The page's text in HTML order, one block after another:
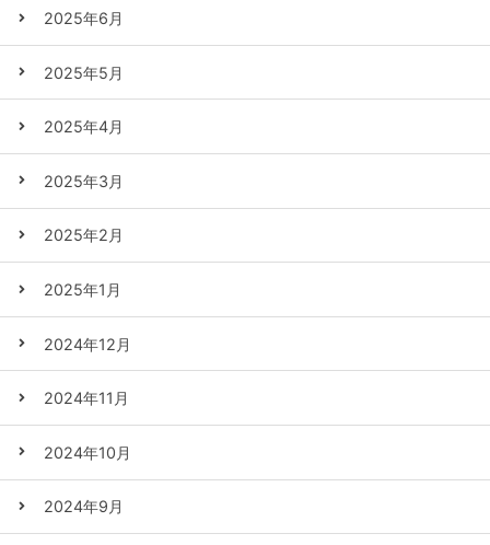
2025年6月
2025年5月
2025年4月
2025年3月
2025年2月
2025年1月
2024年12月
2024年11月
2024年10月
2024年9月